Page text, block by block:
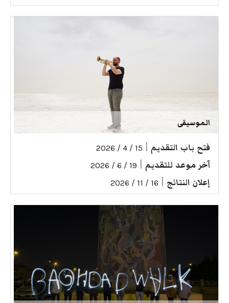
الموسيقى
فتح باب التقديم 15 / 4 / 2026
آخر موعد للتقديم 19 / 6 / 2026
إعلان النتائج 16 / 11 / 2026